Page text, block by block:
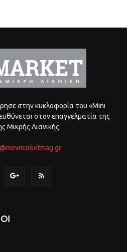
στην κυκλοφορία του «Mini
στον επαγγελματία της
Μικρής Λιανικής.